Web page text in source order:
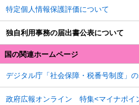
特定個人情報保護評価について
独自利用事務の届出書公表について
国の関連ホームページ
デジタル庁「社会保障・税番号制度」
政府広報オンライン 特集<マイナポイ